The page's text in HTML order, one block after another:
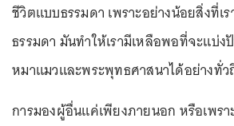
ชีวิตแบบธรรมดา เพราะอย่างน้อยสิ่งที่เ
ธรรมดา มันทำให้เรามีเหลือพอที่จะแบ่
หมาแมวและพระพุทธศาสนาได้อย่างทั่ว
การมองผู้อื่นแค่เพียงภายนอก หรือเพร